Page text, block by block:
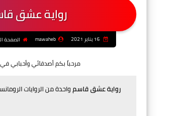
رواية عشق
mawaheb الصفحة
مرحباً بكم أصدقائي وأحبابي
رواية عشق قاسمواحدة من الروايات